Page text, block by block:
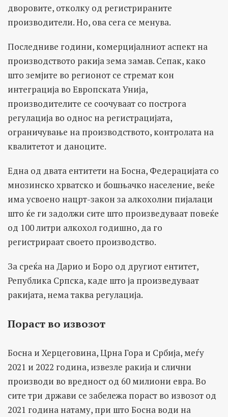
дворовите, отколку од регистрираните
производители. Но, ова сега се менува.
Последниве години, комерцијалниот аспект на
производството ракија зема замав. Сепак, како
што земјите во регионот се стремат кон
интеграција во Европската Унија,
производителите се соочуваат со построга
регулација во однос на регистрацијата,
ограничување на производството, контролата на
квалитетот и даноците.
Една од двата ентитети на Босна, Федерацијата со
мнозинско хрватско и бошњачко население, веќе
има усвоено нацрт-закон за алкохолни пијалаци
што ќе ги задолжи сите што произведуваат повеќе
од 100 литри алкохол годишно, да го
регистрираат своето производство.
За среќа на Дарио и Боро од другиот ентитет,
Република Српска, каде што ја произведуваат
ракијата, нема таква регулација.
Пораст во извозот
Босна и Херцеговина, Црна Гора и Србија, меѓу
2021 и 2022 година, извезле ракија и слични
производи во вредност од 60 милиони евра. Во
сите три држави се забележа пораст во извозот од
2021 година натаму, при што Босна води на